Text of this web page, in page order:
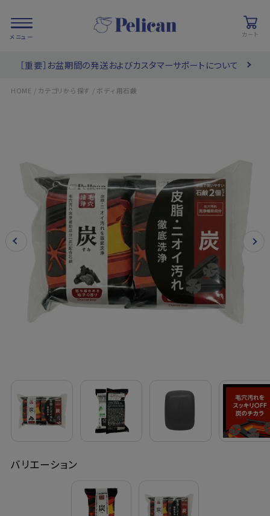
カート
PRODUCTS/ 商品を探す
COLLECTIONS / ブランド一覧
定期購入
ご利用案内
会員登録でお得
［重要］お盆期間の発送およびカスタマーサポートについて
HOME / カテゴリから探す / ボディ用石鹸
バリエーション